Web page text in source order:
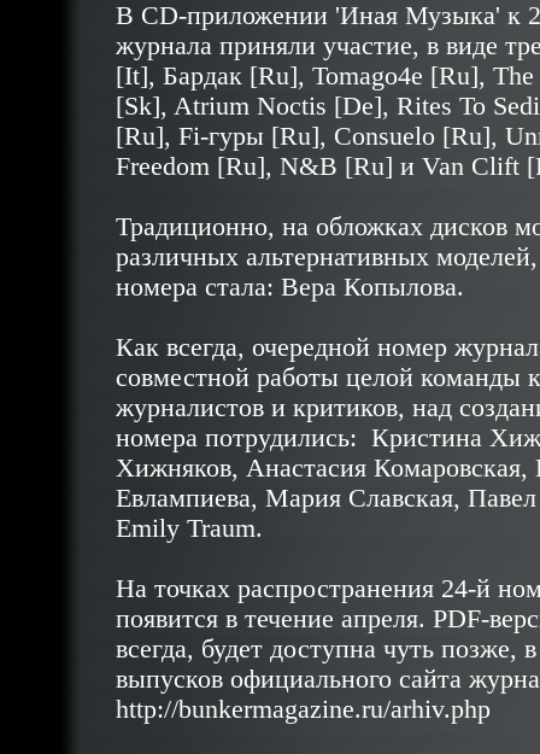
В CD-приложении 'Иная Музыка' к
журнала приняли участие, в виде
[It], Бардак [Ru], Tomago4e [Ru], The
[Sk], Atrium Noctis [De], Rites To
[Ru], Fi-гуры [Ru], Consuelo [Ru],
Freedom [Ru], N&B [Ru] и Van Clift
Традиционно, на обложках дисков
различных альтернативных
номера стала: Вера Копылова.
Как всегда, очередной номер
совместной работы целой команды
журналистов и критиков, над
номера потрудились: Кристина
Хижняков, Анастасия Комаровская,
Евлампиева, Мария Славская, Павел
Emily Traum.
На точках распространения 24-й
появится в течение апреля. PDF-
всегда, будет доступна чуть позже,
выпусков официального сайта
http://bunkermagazine.ru/arhiv.php